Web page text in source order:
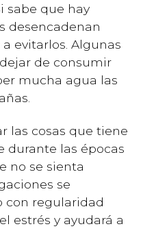
sabe que hay
desencadenan
evitarlos. Algunas
de consumir
mucha agua las
las cosas que tiene
durante las épocas
no se sienta
se
con regularidad
estrés y ayudará a